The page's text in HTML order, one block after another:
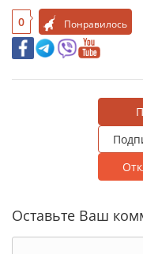
0 Понравилось
Оставьте Ваш